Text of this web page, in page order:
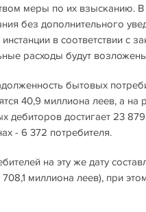
меры по их взысканию. В
без дополнительного
в соответствии с
расходы будут
бытовых
40,9 миллиона леев, а на
достигает 23
- 6 372 потребителя.
на эту же дату
миллиона леев), при